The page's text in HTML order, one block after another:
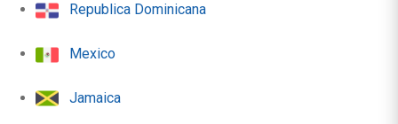
Republica Dominicana
Mexico
Jamaica